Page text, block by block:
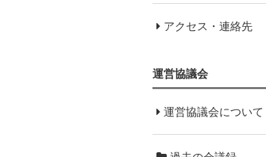
アクセス・連絡先
運営協議会
運営協議会について